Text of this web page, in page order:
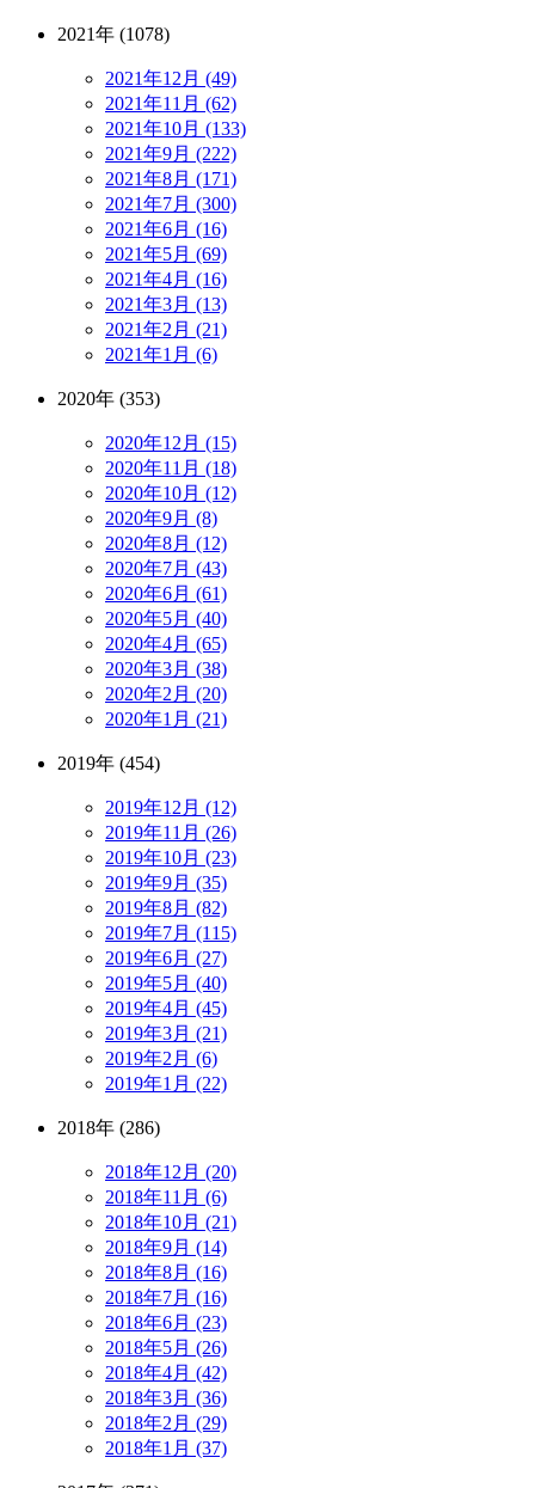
2021年 (1078)
2021年12月 (49)
2021年11月 (62)
2021年10月 (133)
2021年9月 (222)
2021年8月 (171)
2021年7月 (300)
2021年6月 (16)
2021年5月 (69)
2021年4月 (16)
2021年3月 (13)
2021年2月 (21)
2021年1月 (6)
2020年 (353)
2020年12月 (15)
2020年11月 (18)
2020年10月 (12)
2020年9月 (8)
2020年8月 (12)
2020年7月 (43)
2020年6月 (61)
2020年5月 (40)
2020年4月 (65)
2020年3月 (38)
2020年2月 (20)
2020年1月 (21)
2019年 (454)
2019年12月 (12)
2019年11月 (26)
2019年10月 (23)
2019年9月 (35)
2019年8月 (82)
2019年7月 (115)
2019年6月 (27)
2019年5月 (40)
2019年4月 (45)
2019年3月 (21)
2019年2月 (6)
2019年1月 (22)
2018年 (286)
2018年12月 (20)
2018年11月 (6)
2018年10月 (21)
2018年9月 (14)
2018年8月 (16)
2018年7月 (16)
2018年6月 (23)
2018年5月 (26)
2018年4月 (42)
2018年3月 (36)
2018年2月 (29)
2018年1月 (37)